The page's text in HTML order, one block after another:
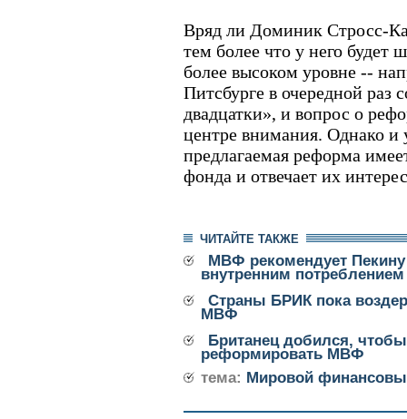
Вряд ли Доминик Стросс-
тем более что у него будет
более высоком уровне --
Питсбурге в очередной раз
двадцатки», и вопрос о
центре внимания. Однако и
предлагаемая реформа
фонда и отвечает их
ЧИТАЙТЕ ТАКЖЕ
МВФ рекомендует
внутренним потреблением
Страны БРИК пока
МВФ
Британец добился,
реформировать МВФ
тема: Мировой